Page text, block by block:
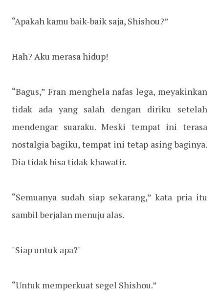
“Apakah kamu baik-baik saja, Shishou?”
Hah? Aku merasa hidup!
“Bagus,” Fran menghela nafas lega, meyakinkan
tidak ada yang salah dengan diriku setelah
mendengar suaraku. Meski tempat ini terasa
nostalgia bagiku, tempat ini tetap asing baginya.
Dia tidak bisa tidak khawatir.
“Semuanya sudah siap sekarang,” kata pria itu
sambil berjalan menuju alas.
"Siap untuk apa?"
“Untuk memperkuat segel Shishou.”